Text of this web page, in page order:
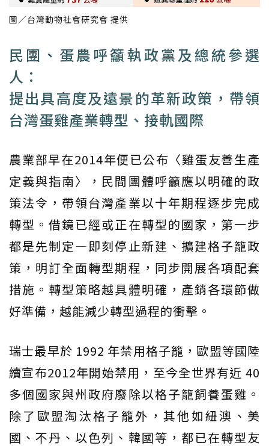
圖／台灣動物社會研究會 提供
民團、蛋農呼籲執政黨及總統參選
人：
提出具高度及遠景的革新政策，帶領
台灣蛋雞產業轉型、接軌國際
農業部早在2014年便已公布〈雞蛋友善生產
定義與指南〉，民間團體呼籲應以明確的政
策法令，帶領台灣產業以十年期程逐步完成
轉型。借鏡已經或正在轉型的國家，第一步
都是先制定—即刻停止新建、擴建格子籠政
策，明訂全面轉型期程，同步開展各項配套
措施。轉型策略越具體明確，產銷各環節做
好準備，越能減少轉型過程的衝擊。
瑞士最早於 1992 年禁用格子籠，歐盟等國陸
續宣布2012年開始禁用，至今全世界有近 40
多個國家與州政府廢除以格子籠飼養蛋雞。
除了歐盟淘汰格子籠外，其他如紐澳、美
國、不丹、以色列、韓國等，都已在轉型友